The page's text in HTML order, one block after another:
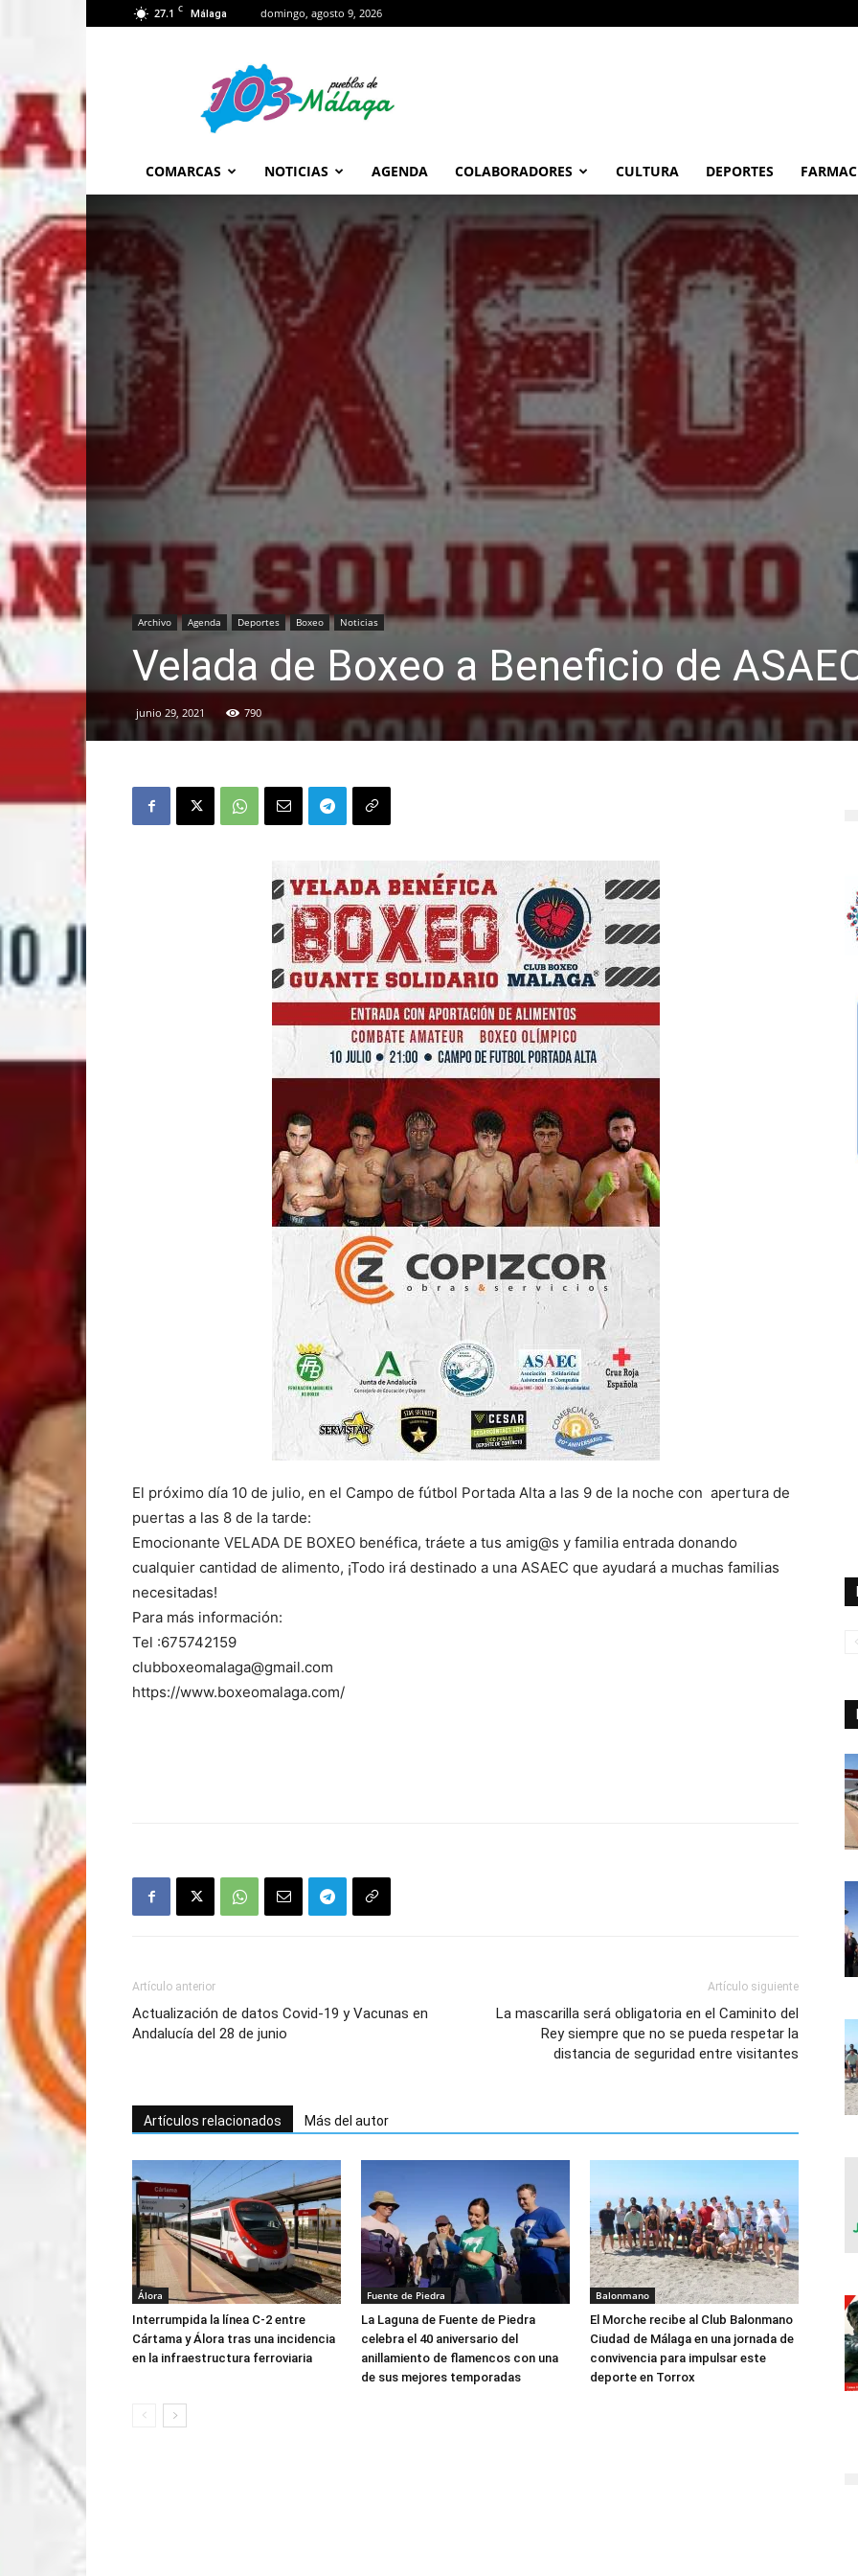
27.1 C Málaga domingo, agosto 9, 2026
Málaga
COMARCAS NOTICIAS AGENDA COLABORADORES CULTURA DEPORTES
Archivo Agenda Deportes Boxeo Noticias
Velada de Boxeo a Beneficio de
junio 29, 2021 790
El próximo día 10 de julio, en el Campo de fútbol Portada Alta a las 9 de la noche con apertura de
puertas a las 8 de la tarde:
Emocionante VELADA DE BOXEO benéfica, tráete a tus amig@s y familia entrada donando
cualquier cantidad de alimento, ¡Todo irá destinado a una ASAEC que ayudará a muchas familias
necesitadas!
Para más información:
Tel :675742159
clubboxeomalaga@gmail.com
https://www.boxeomalaga.com/
Artículo anterior
Actualización de datos Covid-19 y Vacunas en
Andalucía del 28 de junio
Artículo siguiente
La mascarilla será obligatoria en el Caminito del
Rey siempre que no se pueda respetar la
distancia de seguridad entre visitantes
Artículos relacionados Más del autor
Álora
Interrumpida la línea C-2 entre
Cártama y Álora tras una incidencia
en la infraestructura ferroviaria
Fuente de Piedra
La Laguna de Fuente de Piedra
celebra el 40 aniversario del
anillamiento de flamencos con una
de sus mejores temporadas
Balonmano
El Morche recibe al Club Balonmano
Ciudad de Málaga en una jornada de
convivencia para impulsar este
deporte en Torrox